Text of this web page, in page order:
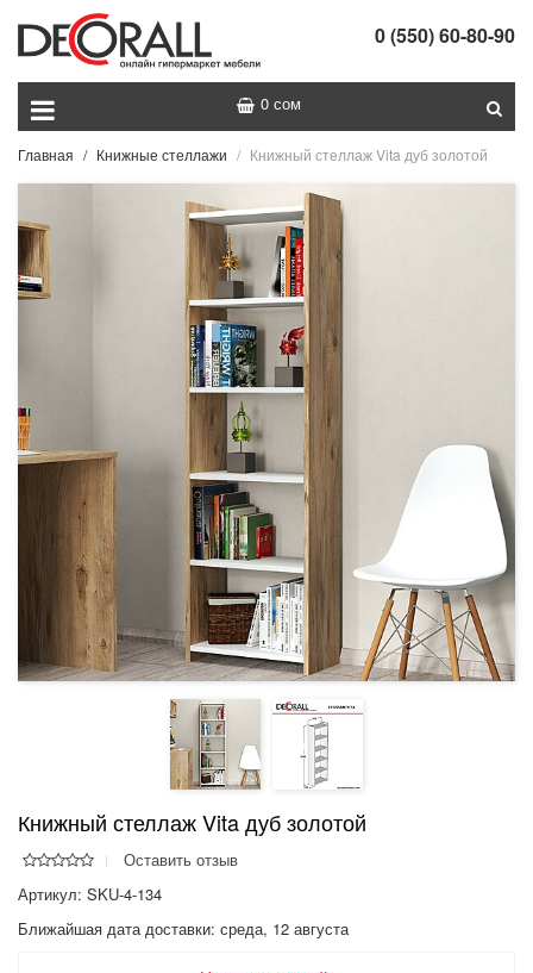
0 (550) 60-80-90
0 сом
Главная Книжные стеллажи Книжный стеллаж Vita дуб золотой
Книжный стеллаж Vita дуб золотой
Оставить отзыв
Артикул: SKU-4-134
Ближайшая дата доставки: среда, 12 августа